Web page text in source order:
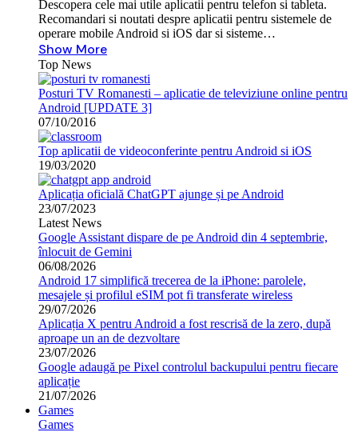
Descopera cele mai utile aplicatii pentru telefon si tableta.
Recomandari si noutati despre aplicatii pentru sistemele de
operare mobile Android si iOS dar si sisteme…
Show More
Top News
Posturi TV Romanesti – aplicatie de televiziune online pentru
Android [UPDATE 3]
07/10/2016
Top aplicatii de videoconferinte pentru Android si iOS
19/03/2020
Aplicația oficială ChatGPT ajunge și pe Android
23/07/2023
Latest News
Google Assistant dispare de pe Android din 4 septembrie,
înlocuit de Gemini
06/08/2026
Android 17 simplifică trecerea de la iPhone: parolele,
mesajele și profilul eSIM pot fi transferate wireless
29/07/2026
Aplicația X pentru Android a fost rescrisă de la zero, după
aproape un an de dezvoltare
23/07/2026
Google adaugă pe Pixel controlul backupului pentru fiecare
aplicație
21/07/2026
Games
Games